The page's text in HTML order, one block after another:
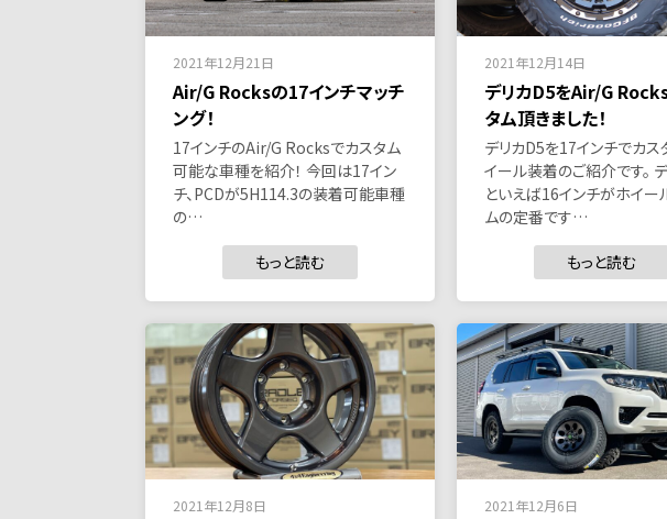
2021年12月21日
Air/G Rocksの17インチマッチ
ング！
17インチのAir/G Rocksでカスタム
可能な車種を紹介！ 今回は17イン
チ、PCDが5H114.3の装着可能車種
の…
もっと読む
2021年12月14日
デリカD5をAir/G
タム頂きました！
デリカD5を17インチでカス
イール装着のご紹介です。
といえば16インチがホイー
ムの定番です…
もっと読む
2021年12月8日 2021年12月6日